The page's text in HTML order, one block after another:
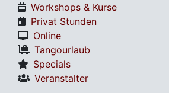
Workshops & Kurse
Privat Stunden
Online
Tangourlaub
Specials
Veranstalter